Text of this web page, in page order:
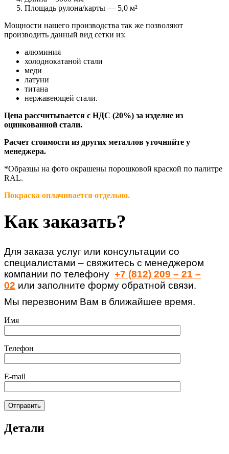
Площадь рулона/карты — 5,0 м²
Мощности нашего производства так же позволяют
производить данный вид сетки из:
алюминия
холоднокатаной стали
меди
латуни
титана
нержавеющей стали.
Цена рассчитывается с НДС (20%) за изделие из
оцинкованной стали.
Расчет стоимости из других металлов уточняйте у
менеджера.
*Образцы на фото окрашены порошковой краской по палитре
RAL.
Покраска оплачивается отдельно.
Как заказать?
Для заказа услуг или консультации со
специалистами – свяжитесь с менеджером
компании по телефону +7 (812) 209 – 21 –
02 или заполните форму обратной связи.
Мы перезвоним Вам в ближайшее время.
Имя
Телефон
E-mail
Детали